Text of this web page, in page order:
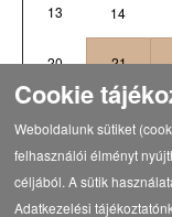
13 14
20 21
28
Cookie
Weboldalunk sütiket
felhasználói élményt
céljából. A sütik
Adatkezelési